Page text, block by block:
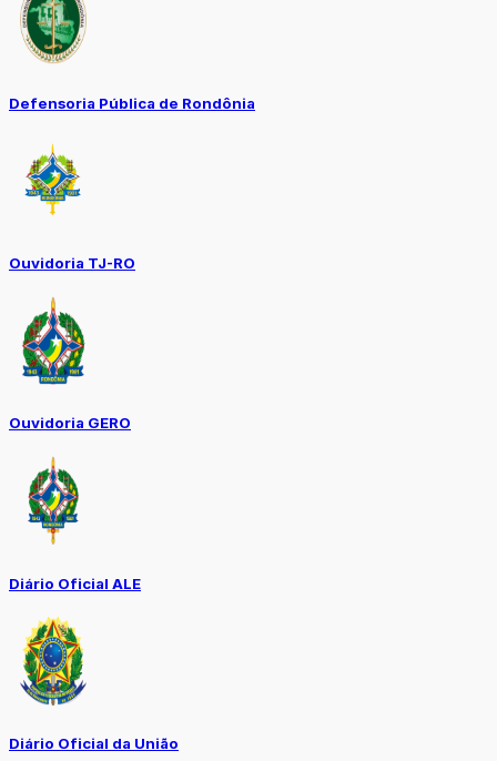
Defensoria Pública de Rondônia
Ouvidoria TJ-RO
Ouvidoria GERO
Diário Oficial ALE
Diário Oficial da União